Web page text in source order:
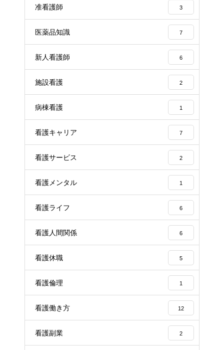
准看護師 3
医薬品知識 7
新人看護師 6
施設看護 2
病棟看護 1
看護キャリア 7
看護サービス 2
看護メンタル 1
看護ライフ 6
看護人間関係 6
看護休職 5
看護倫理 1
看護働き方 12
看護副業 2